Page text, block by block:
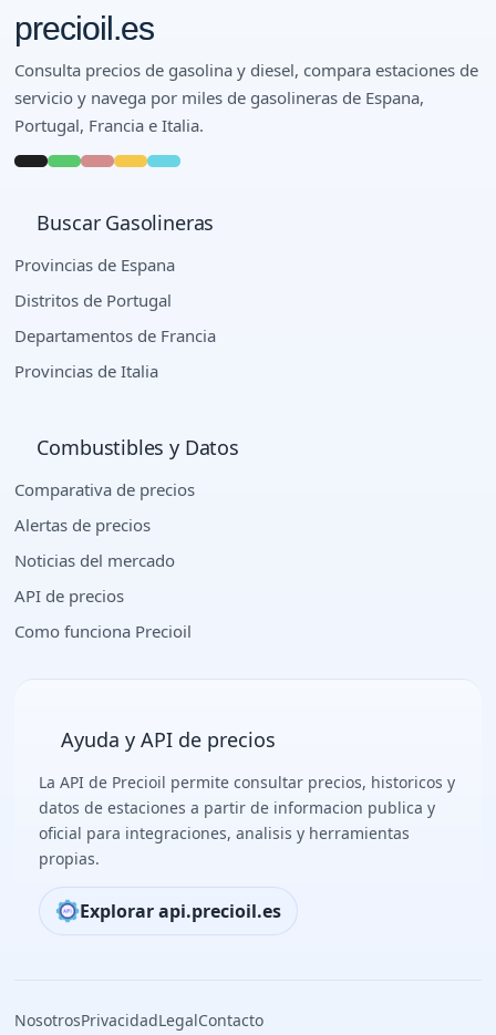
precioil.es
Consulta precios de gasolina y diesel, compara estaciones de
servicio y navega por miles de gasolineras de Espana,
Portugal, Francia e Italia.
Buscar Gasolineras
Provincias de Espana
Distritos de Portugal
Departamentos de Francia
Provincias de Italia
Combustibles y Datos
Comparativa de precios
Alertas de precios
Noticias del mercado
API de precios
Como funciona Precioil
Ayuda y API de precios
La API de Precioil permite consultar precios, historicos y
datos de estaciones a partir de informacion publica y
oficial para integraciones, analisis y herramientas
propias.
Explorar api.precioil.es
NosotrosPrivacidadLegalContacto